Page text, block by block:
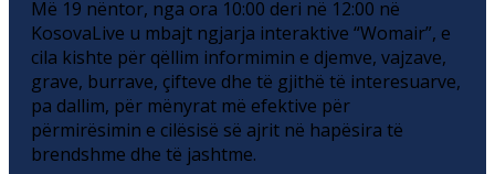
Më 19 nëntor, nga ora 10:00 deri në 12:00 në
KosovaLive u mbajt ngjarja interaktive “Womair”, e
cila kishte për qëllim informimin e djemve, vajzave,
grave, burrave, çifteve dhe të gjithë të interesuarve,
pa dallim, për mënyrat më efektive për
përmirësimin e cilësisë së ajrit në hapësira të
brendshme dhe të jashtme.